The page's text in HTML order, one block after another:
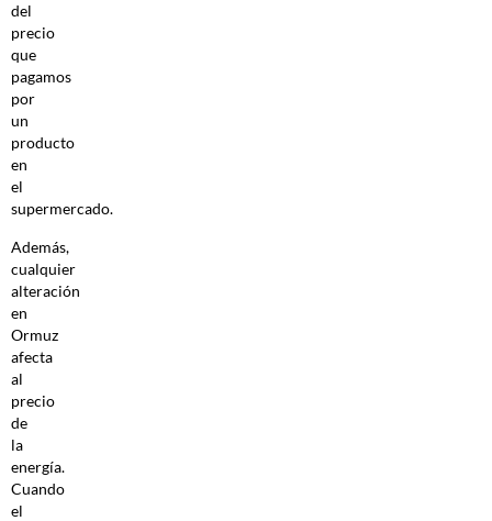
del
precio
que
pagamos
por
un
producto
en
el
supermercado.
Además,
cualquier
alteración
en
Ormuz
afecta
al
precio
de
la
energía.
Cuando
el